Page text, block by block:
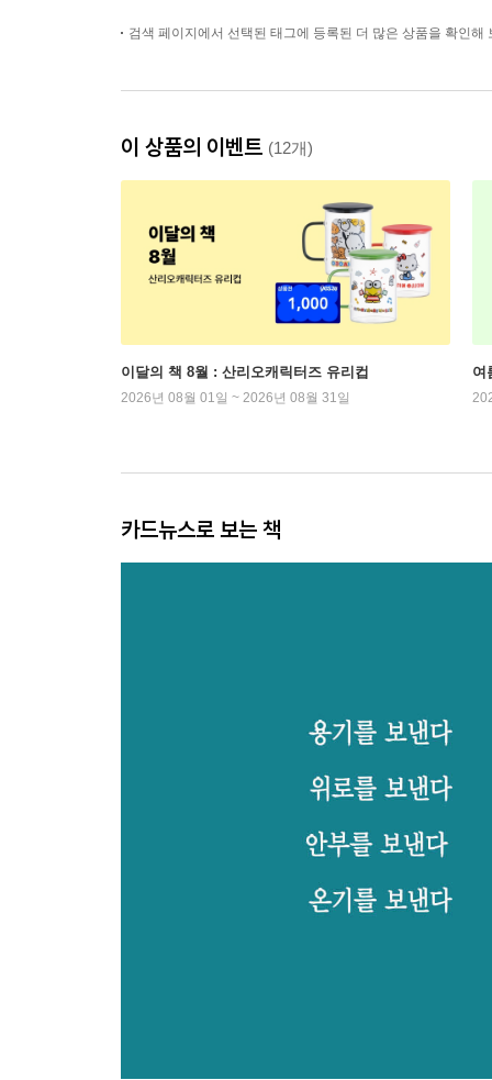
검색 페이지에서 선택된 태그에 등록된 더 많은 상품을 확인해
이 상품의 이벤트 (12개)
이달의 책 8월 : 산리오캐릭터즈 유리컵
2026년 08월 01일 ~ 2026년 08월 31일
여
카드뉴스로 보는 책